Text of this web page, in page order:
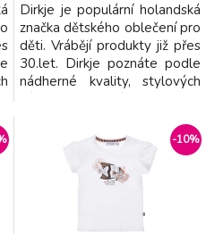
Dirkje je populární holandská
značka dětského oblečení pro
děti. Vrábějí produkty již přes
30.let. Dirkje poznáte podle
nádherné kvality, stylových
kvalitní a pohodlné oblečení v
příjemných barvách - vyroben
z příjemného materiál -
snadno se kombinuje -
-10%